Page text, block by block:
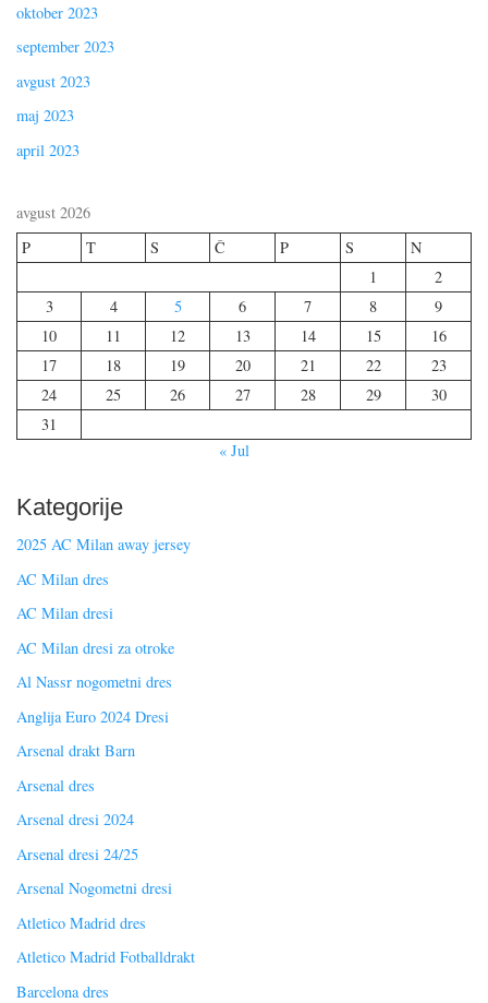
oktober 2023
september 2023
avgust 2023
maj 2023
april 2023
avgust 2026
P
T S Č P S
N
1
2
3
4 5 6 7 8
9
10
11 12 13 14 15
16
17
18 19 20 21 22
23
24
25 26 27 28 29
30
31
« Jul
Kategorije
2025 AC Milan away jersey
AC Milan dres
AC Milan dresi
AC Milan dresi za otroke
Al Nassr nogometni dres
Anglija Euro 2024 Dresi
Arsenal drakt Barn
Arsenal dres
Arsenal dresi 2024
Arsenal dresi 24/25
Arsenal Nogometni dresi
Atletico Madrid dres
Atletico Madrid Fotballdrakt
Barcelona dres